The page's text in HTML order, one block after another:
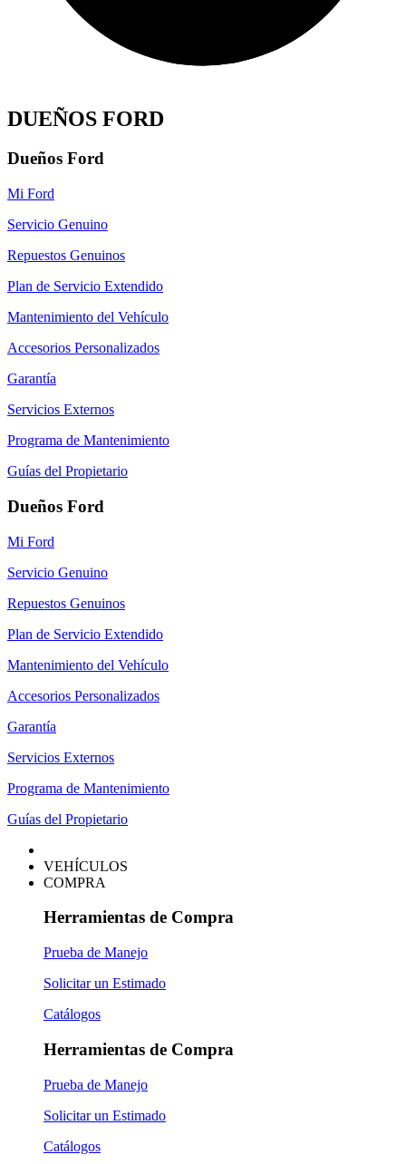
DUEÑOS FORD
Dueños Ford
Mi Ford
Servicio Genuino
Repuestos Genuinos
Plan de Servicio Extendido
Mantenimiento del Vehículo
Accesorios Personalizados
Garantía
Servicios Externos
Programa de Mantenimiento
Guías del Propietario
Dueños Ford
Mi Ford
Servicio Genuino
Repuestos Genuinos
Plan de Servicio Extendido
Mantenimiento del Vehículo
Accesorios Personalizados
Garantía
Servicios Externos
Programa de Mantenimiento
Guías del Propietario
VEHÍCULOS
COMPRA
Herramientas de Compra
Prueba de Manejo
Solicitar un Estimado
Catálogos
Herramientas de Compra
Prueba de Manejo
Solicitar un Estimado
Catálogos